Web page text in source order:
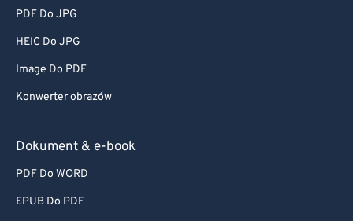
PDF Do JPG
HEIC Do JPG
Image Do PDF
Konwerter obrazów
Dokument & e-book
PDF Do WORD
EPUB Do PDF